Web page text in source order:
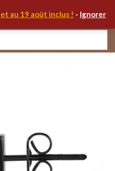
au 19 août inclus ! - Ignorer
vous